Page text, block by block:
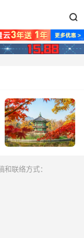

和联络方式：